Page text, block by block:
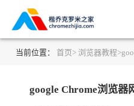
当前位置： 首页> 浏览器教程>
google Chrome浏览器